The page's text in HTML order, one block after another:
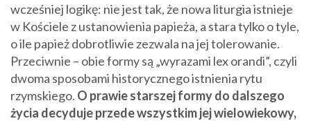
wcześniej logikę: nie jest tak, że nowa liturgia istnieje
w Kościele z ustanowienia papieża, a stara tylko o tyle,
o ile papież dobrotliwie zezwala na jej tolerowanie.
Przeciwnie – obie formy są „wyrazami lex orandi”, czyli
dwoma sposobami historycznego istnienia rytu
rzymskiego. O prawie starszej formy do dalszego
życia decyduje przede wszystkim jej wielowiekowy,